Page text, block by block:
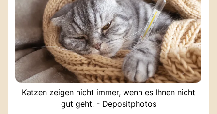
Katzen zeigen nicht immer, wenn es Ihnen nicht
gut geht. - Depositphotos